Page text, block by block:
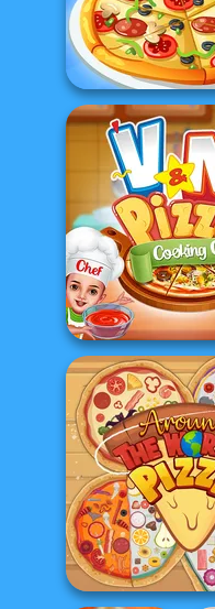
The Pizza
V And N Pizza
Game